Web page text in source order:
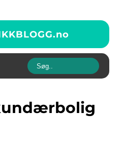
no